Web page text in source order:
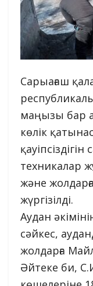
Сарыағаш
маңызы бар
көлік
техникалар
және
жүргізілді.
Аудан
сәйкес,
жолдарға
Әйтеке би,